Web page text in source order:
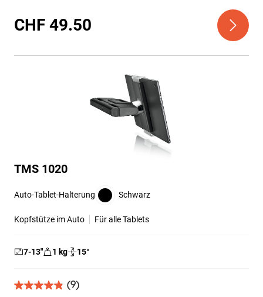
5
Sternen.
Bewertungen
CHF 49.50
TMS 1020
Auto-Tablet-Halterung Schwarz
Kopfstütze im Auto Für alle Tablets
7-13″ 1 kg 15°
(9)
4.9